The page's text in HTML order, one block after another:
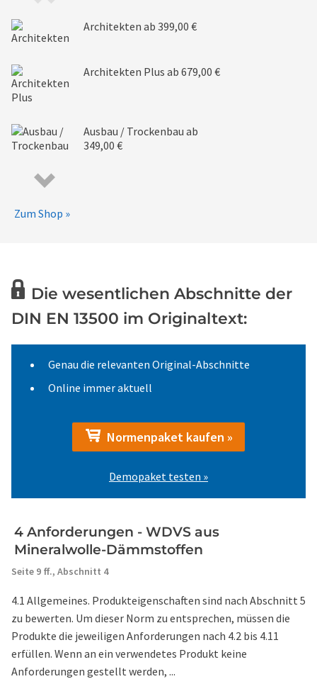
Architekten ab 399,00 €
Architekten Plus ab 679,00 €
Ausbau / Trockenbau ab
349,00 €
Zum Shop »
Die wesentlichen Abschnitte der
DIN EN 13500 im Originaltext:
Genau die relevanten Original-Abschnitte
Online immer aktuell
Normenpaket kaufen »
Demopaket testen »
4 Anforderungen - WDVS aus
Mineralwolle-Dämmstoffen
Seite 9 ff., Abschnitt 4
4.1 Allgemeines. Produkteigenschaften sind nach Abschnitt 5
zu bewerten. Um dieser Norm zu entsprechen, müssen die
Produkte die jeweiligen Anforderungen nach 4.2 bis 4.11
erfüllen. Wenn an ein verwendetes Produkt keine
Anforderungen gestellt werden, ...